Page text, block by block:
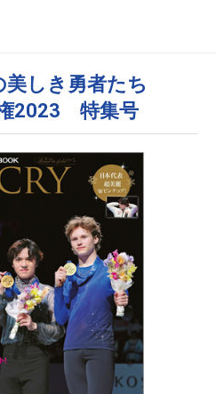
美しき勇者たち
2023 特集号